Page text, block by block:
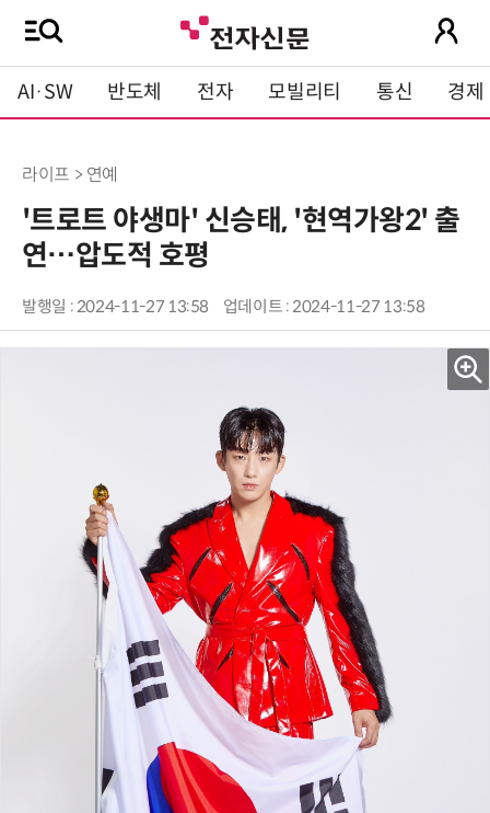
AI·SW 반도체 전자 모빌리티 통신 경제
라이프 > 연예
'트로트 야생마' 신승태, '현역가왕2' 출
연…압도적 호평
발행일 : 2024-11-27 13:58 업데이트 : 2024-11-27 13:58